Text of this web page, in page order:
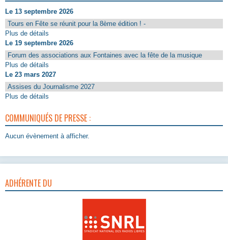
Le 13 septembre 2026
Tours en Fête se réunit pour la 8ème édition ! -
Plus de détails
Le 19 septembre 2026
Forum des associations aux Fontaines avec la fête de la musique
Plus de détails
Le 23 mars 2027
Assises du Journalisme 2027
Plus de détails
COMMUNIQUÉS DE PRESSE :
Aucun évènement à afficher.
ADHÉRENTE DU